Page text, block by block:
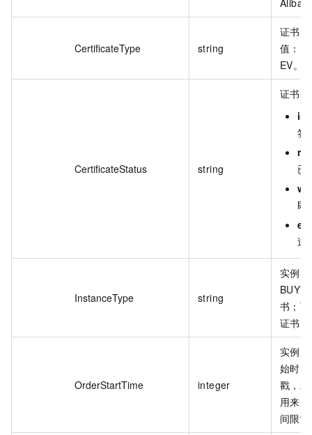
CertificateType string
证书
值：
EV。
CertificateStatus string
证书
签
已
即
过
InstanceType string
实例
BUY
书；
证书。
OrderStartTime integer
实例
始时
戳，
用来
间限